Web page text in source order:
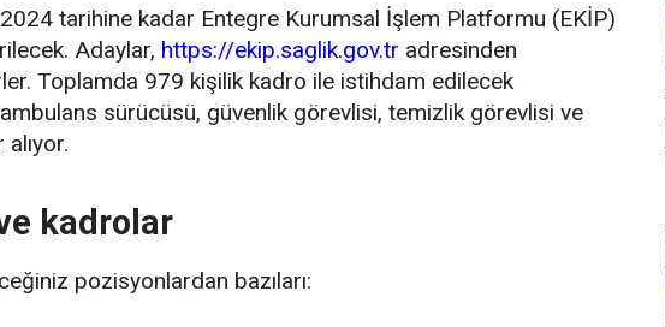
tarihine kadar Entegre Kurumsal İşlem Platformu (EKİP)
Adaylar, https://ekip.saglik.gov.tr adresinden
Toplamda 979 kişilik kadro ile istihdam edilecek
sürücüsü, güvenlik görevlisi, temizlik görevlisi ve
kadrolar
pozisyonlardan bazıları: